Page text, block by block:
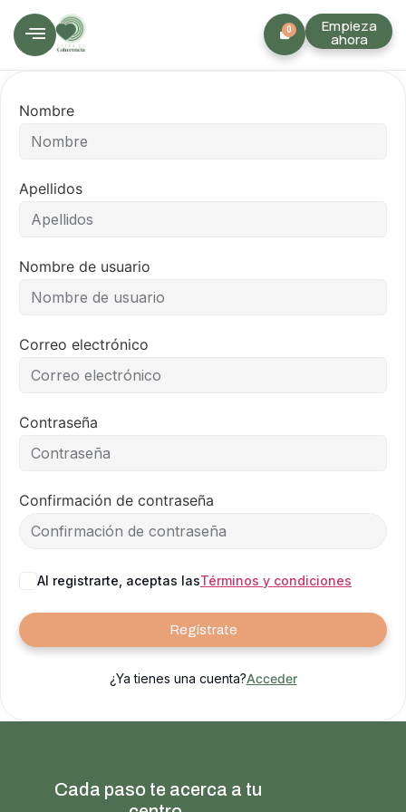
Empieza
ahora
0
Nombre
Apellidos
Nombre de usuario
Correo electrónico
Contraseña
Confirmación de contraseña
Al registrarte, aceptas lasTérminos y condiciones
Regístrate
¿Ya tienes una cuenta?Acceder
Cada paso te acerca a tu